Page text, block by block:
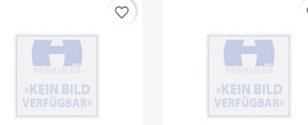
favorite_border